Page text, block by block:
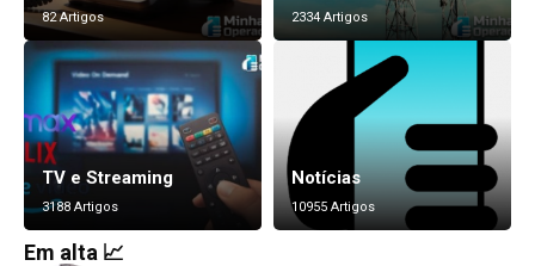
82 Artigos 2334 Artigos
TV e Streaming
3188 Artigos
Notícias
10955 Artigos
Em alta 📈